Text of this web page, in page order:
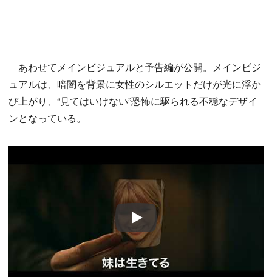
あわせてメインビジュアルと予告編が公開。メインビジ
ュアルは、暗闇を背景に女性のシルエットだけが光に浮か
び上がり、“見てはいけない”恐怖に駆られる不穏なデザイ
ンとなっている。
Play